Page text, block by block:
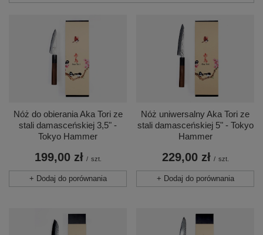
Nóż do obierania Aka Tori ze
stali damasceńskiej 3,5" -
Tokyo Hammer
199,00 zł / szt.
+ Dodaj do porównania
Nóż uniwersalny Aka Tori ze
stali damasceńskiej 5" - Tokyo
Hammer
229,00 zł / szt.
+ Dodaj do porównania